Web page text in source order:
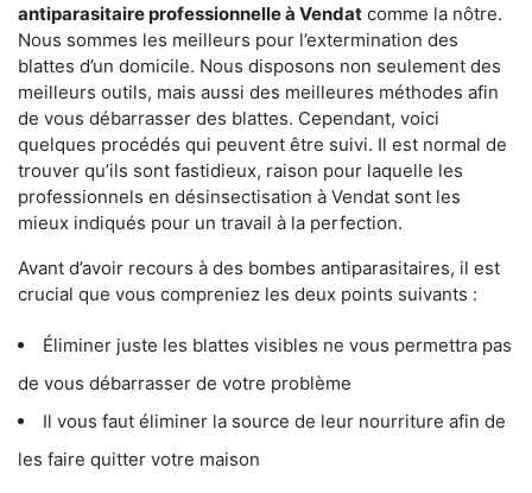
antiparasitaire professionnelle à Vendat comme la nôtre.
Nous sommes les meilleurs pour l’extermination des
blattes d’un domicile. Nous disposons non seulement des
meilleurs outils, mais aussi des meilleures méthodes afin
de vous débarrasser des blattes. Cependant, voici
quelques procédés qui peuvent être suivi. Il est normal de
trouver qu’ils sont fastidieux, raison pour laquelle les
professionnels en désinsectisation à Vendat sont les
mieux indiqués pour un travail à la perfection.
Avant d’avoir recours à des bombes antiparasitaires, il est
crucial que vous compreniez les deux points suivants :
Éliminer juste les blattes visibles ne vous permettra pas
de vous débarrasser de votre problème
Il vous faut éliminer la source de leur nourriture afin de
les faire quitter votre maison